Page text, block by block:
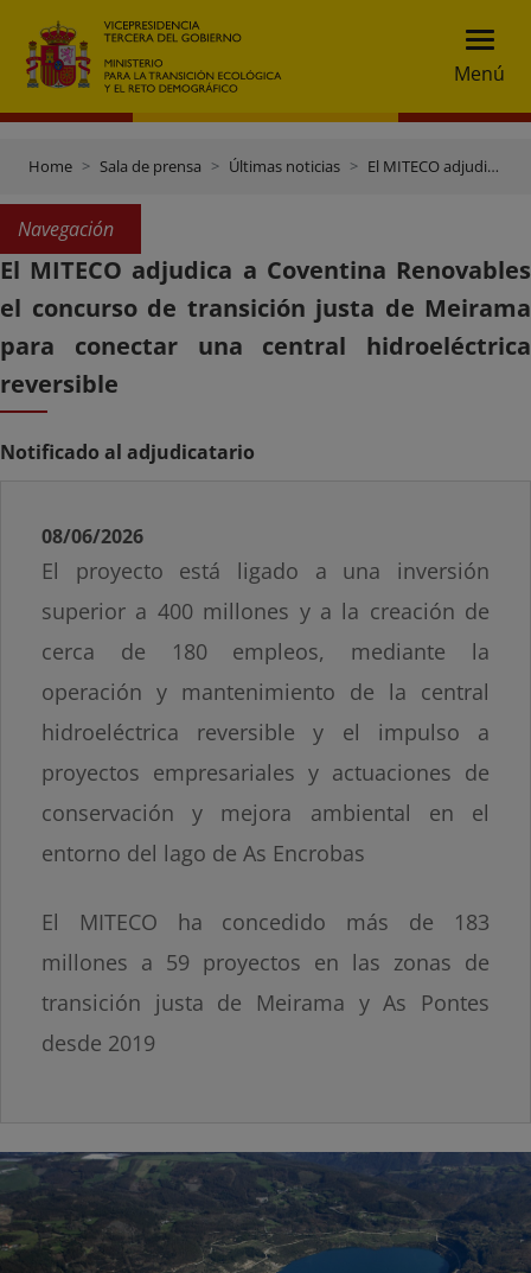
Menú
Home Sala de prensa Últimas noticias El MITECO adjudica a Coventina Renovables el concurso de transición justa de Meirama para conectar una central hidroeléctrica reversible
Navegación
El MITECO adjudica a Coventina Renovables
el concurso de transición justa de Meirama
para conectar una central hidroeléctrica
reversible
Notificado al adjudicatario
08/06/2026
El proyecto está ligado a una inversión
superior a 400 millones y a la creación de
cerca de 180 empleos, mediante la
operación y mantenimiento de la central
hidroeléctrica reversible y el impulso a
proyectos empresariales y actuaciones de
conservación y mejora ambiental en el
entorno del lago de As Encrobas
El MITECO ha concedido más de 183
millones a 59 proyectos en las zonas de
transición justa de Meirama y As Pontes
desde 2019